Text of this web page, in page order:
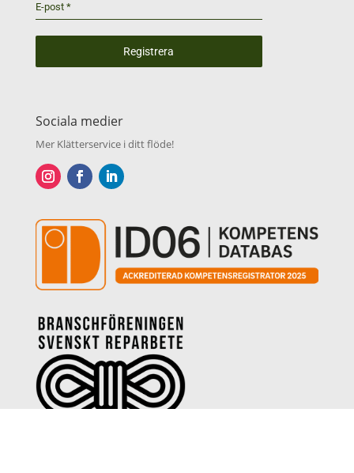
E-post *
Registrera
Sociala medier
Mer Klätterservice i ditt flöde!